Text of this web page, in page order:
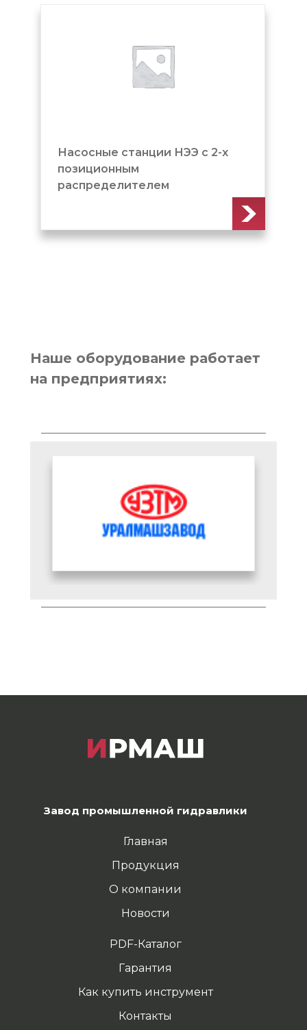
Станок для гибки арматуры
(GW-40)
Наше оборудование работает
на предприятиях:
Завод промышленной гидравлики
Главная
Продукция
О компании
Новости
PDF-Каталог
Гарантия
Как купить инструмент
Контакты